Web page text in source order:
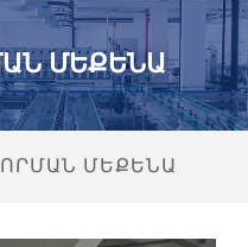
ՄԵՔԵՆԱ
ՄԵՔԵՆԱ